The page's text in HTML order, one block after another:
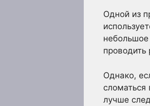
Одной из
проводить
Однако,
сломаться
лучше